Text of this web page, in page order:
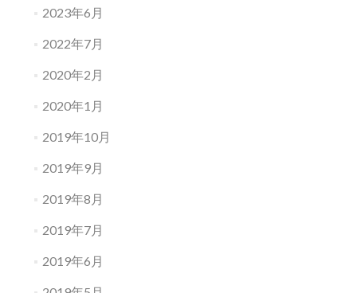
2023年6月
2022年7月
2020年2月
2020年1月
2019年10月
2019年9月
2019年8月
2019年7月
2019年6月